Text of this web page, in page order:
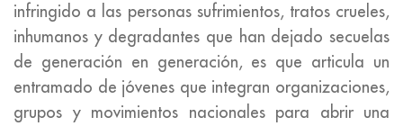
infringido a las personas sufrimientos, tratos crueles,
inhumanos y degradantes que han dejado secuelas
de generación en generación, es que articula un
entramado de jóvenes que integran organizaciones,
grupos y movimientos nacionales para abrir una